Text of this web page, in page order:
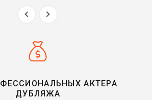
АКТЕРА
ДУБЛЯЖА